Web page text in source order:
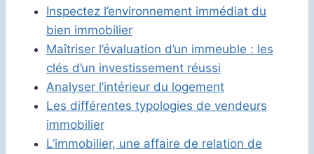
Inspectez l’environnement immédiat du
bien immobilier
Maîtriser l’évaluation d’un immeuble : les
clés d’un investissement réussi
Analyser l’intérieur du logement
Les différentes typologies de vendeurs
immobilier
L’immobilier, une affaire de relation de